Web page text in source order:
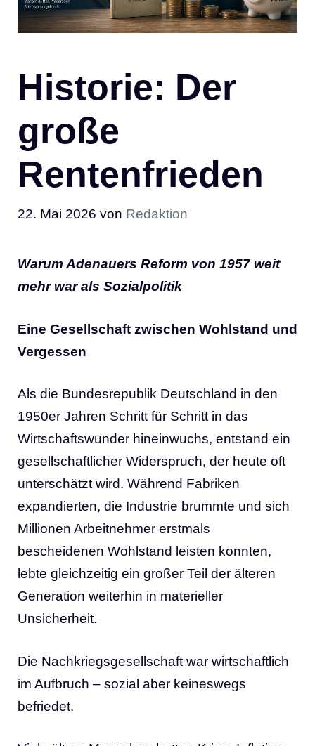
Historie: Der
große
Rentenfrieden
22. Mai 2026 von Redaktion
Warum Adenauers Reform von 1957 weit
mehr war als Sozialpolitik
Eine Gesellschaft zwischen Wohlstand und
Vergessen
Als die Bundesrepublik Deutschland in den
1950er Jahren Schritt für Schritt in das
Wirtschaftswunder hineinwuchs, entstand ein
gesellschaftlicher Widerspruch, der heute oft
unterschätzt wird. Während Fabriken
expandierten, die Industrie brummte und sich
Millionen Arbeitnehmer erstmals
bescheidenen Wohlstand leisten konnten,
lebte gleichzeitig ein großer Teil der älteren
Generation weiterhin in materieller
Unsicherheit.
Die Nachkriegsgesellschaft war wirtschaftlich
im Aufbruch – sozial aber keineswegs
befriedet.